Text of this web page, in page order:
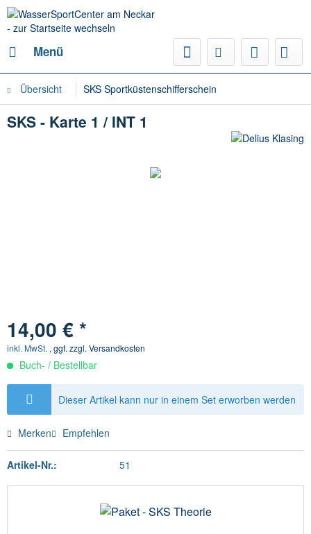
Menü
Übersicht SKS Sportküstenschifferschein
SKS - Karte 1 / INT 1
14,00 € *
inkl. MwSt. , ggf. zzgl. Versandkosten
Buch- / Bestellbar
Dieser Artikel kann nur in einem Set erworben werden
Merken Empfehlen
Artikel-Nr.: 51